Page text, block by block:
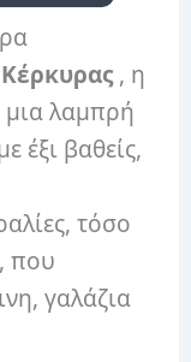
Κέρκυρας, η
μια λαμπρή
έξι βαθείς,
τόσο
που
γαλάζια